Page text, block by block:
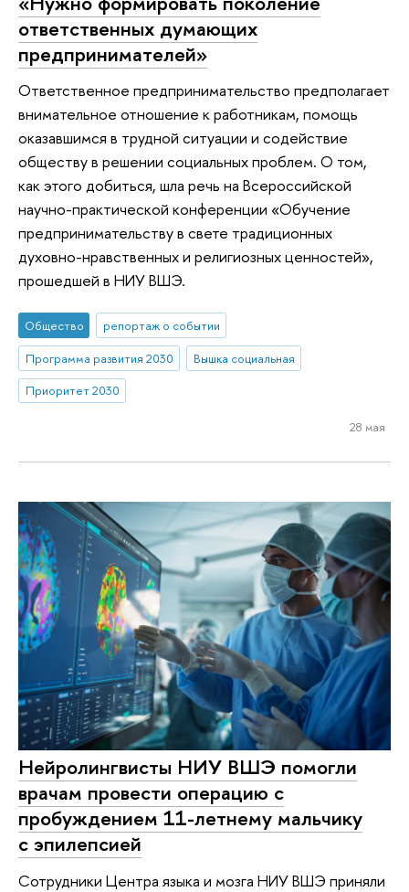
ответственных думающих
предпринимателей»
Ответственное предпринимательство предполагает
внимательное отношение к работникам, помощь
оказавшимся в трудной ситуации и содействие
обществу в решении социальных проблем. О том,
как этого добиться, шла речь на Всероссийской
научно-практической конференции «Обучение
предпринимательству в свете традиционных
духовно-нравственных и религиозных ценностей»,
прошедшей в НИУ ВШЭ.
Общество
репортаж о событии
Программа развития 2030
Вышка социальная
Приоритет 2030
28 мая
Нейролингвисты НИУ ВШЭ помогли
врачам провести операцию с
пробуждением 11-летнему мальчику
с эпилепсией
Сотрудники Центра языка и мозга НИУ ВШЭ приняли